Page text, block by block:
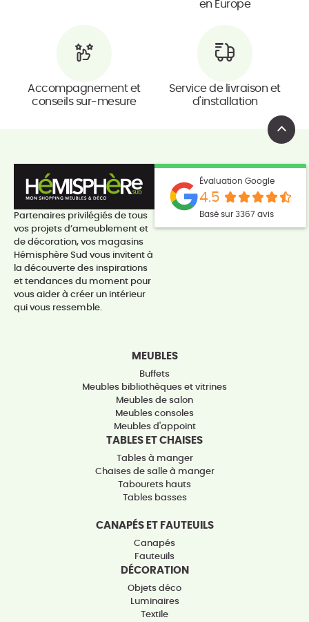
en Europe
Accompagnement et
conseils sur-mesure
Service de livraison et
d'installation
Partenaires privilégiés de tous
vos projets d’ameublement et
de décoration, vos magasins
Hémisphère Sud vous invitent à
la découverte des inspirations
et tendances du moment pour
vous aider à créer un intérieur
qui vous ressemble.
Évaluation Google
4.5
Basé sur 3367 avis
MEUBLES
Buffets
Meubles bibliothèques et vitrines
Meubles de salon
Meubles consoles
Meubles d'appoint
TABLES ET CHAISES
Tables à manger
Chaises de salle à manger
Tabourets hauts
Tables basses
CANAPÉS ET FAUTEUILS
Canapés
Fauteuils
DÉCORATION
Objets déco
Luminaires
Textile